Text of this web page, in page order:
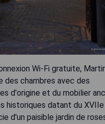
Wi-Fi gratuite,
des chambres avec des
d'origine et du mobilier
historiques datant du
d'un paisible jardin de